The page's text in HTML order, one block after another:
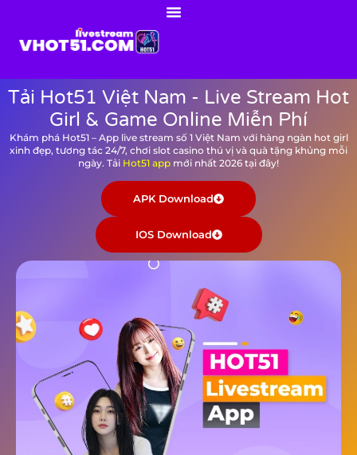
Tải Hot51 Việt Nam - Live Stream Hot
Girl & Game Online Miễn Phí
Khám phá Hot51 – App live stream số 1 Việt Nam với hàng ngàn hot girl
xinh đẹp, tương tác 24/7, chơi slot casino thú vị và quà tặng khủng mỗi
ngày. Tải Hot51 app mới nhất 2026 tại đây!
APK Download
IOS Download